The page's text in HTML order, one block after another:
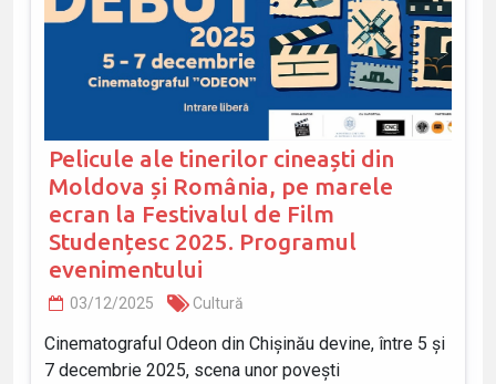
Pelicule ale tinerilor cineaști din
Moldova și România, pe marele
ecran la Festivalul de Film
Studențesc 2025. Programul
evenimentului
03/12/2025 Cultură
Cinematograful Odeon din Chișinău devine, între 5 și
7 decembrie 2025, scena unor povești